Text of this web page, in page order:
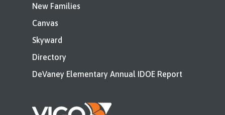
New Families
Canvas
Skyward
Directory
DeVaney Elementary Annual IDOE Report